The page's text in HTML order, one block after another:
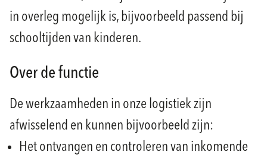
in overleg mogelijk is, bijvoorbeeld passend bij
schooltijden van kinderen.
Over de functie
De werkzaamheden in onze logistiek zijn
afwisselend en kunnen bijvoorbeeld zijn:
Het ontvangen en controleren van inkomende